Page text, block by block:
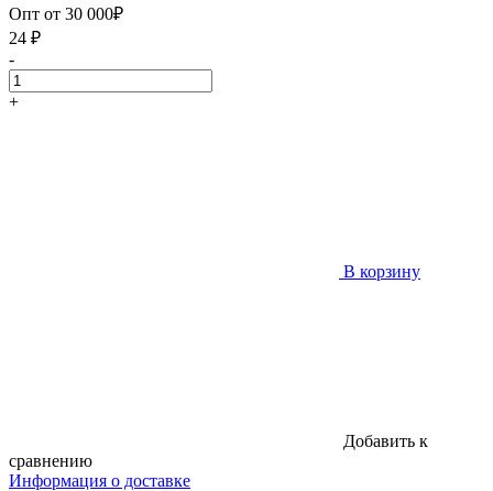
Опт от 30 000₽
24 ₽
-
+
В корзину
Добавить к
сравнению
Информация о доставке